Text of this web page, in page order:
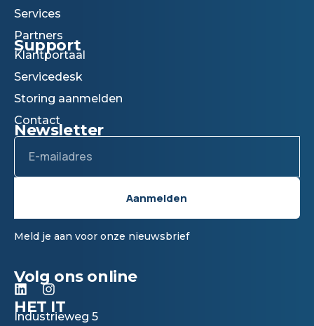
Services
Partners
Support
Klantportaal
Servicedesk
Storing aanmelden
Contact
Newsletter
Email
Aanmelden
Meld je aan voor onze nieuwsbrief
Volg ons online
L
i
n
I
n
s
HET IT
Industrieweg 5